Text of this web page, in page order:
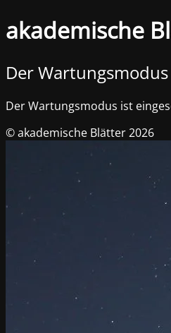
akademische
Der
Der Wartungsmodus ist
© akademische Blätter 2026